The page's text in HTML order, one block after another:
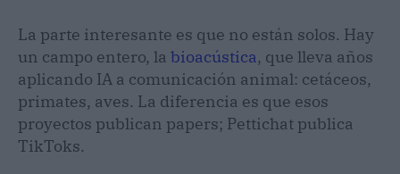
La parte interesante es que no están solos. Hay
un campo entero, la bioacústica, que lleva años
aplicando IA a comunicación animal: cetáceos,
primates, aves. La diferencia es que esos
proyectos publican papers; Pettichat publica
TikToks.